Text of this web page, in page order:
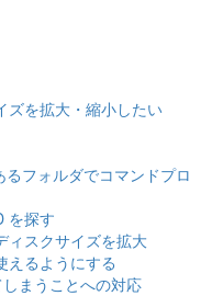
ズを拡大・縮小したい
フォルダでコマンドプロ
を探す
ィスクサイズを拡大
えるようにする
まうことへの対応